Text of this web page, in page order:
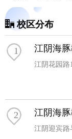
念，并长期坚持
争对外通过高
与品牌；对内
挥，为家庭、
校区分布
1 江阴海
江阴花园路
2 江阴海
江阴迎宾路